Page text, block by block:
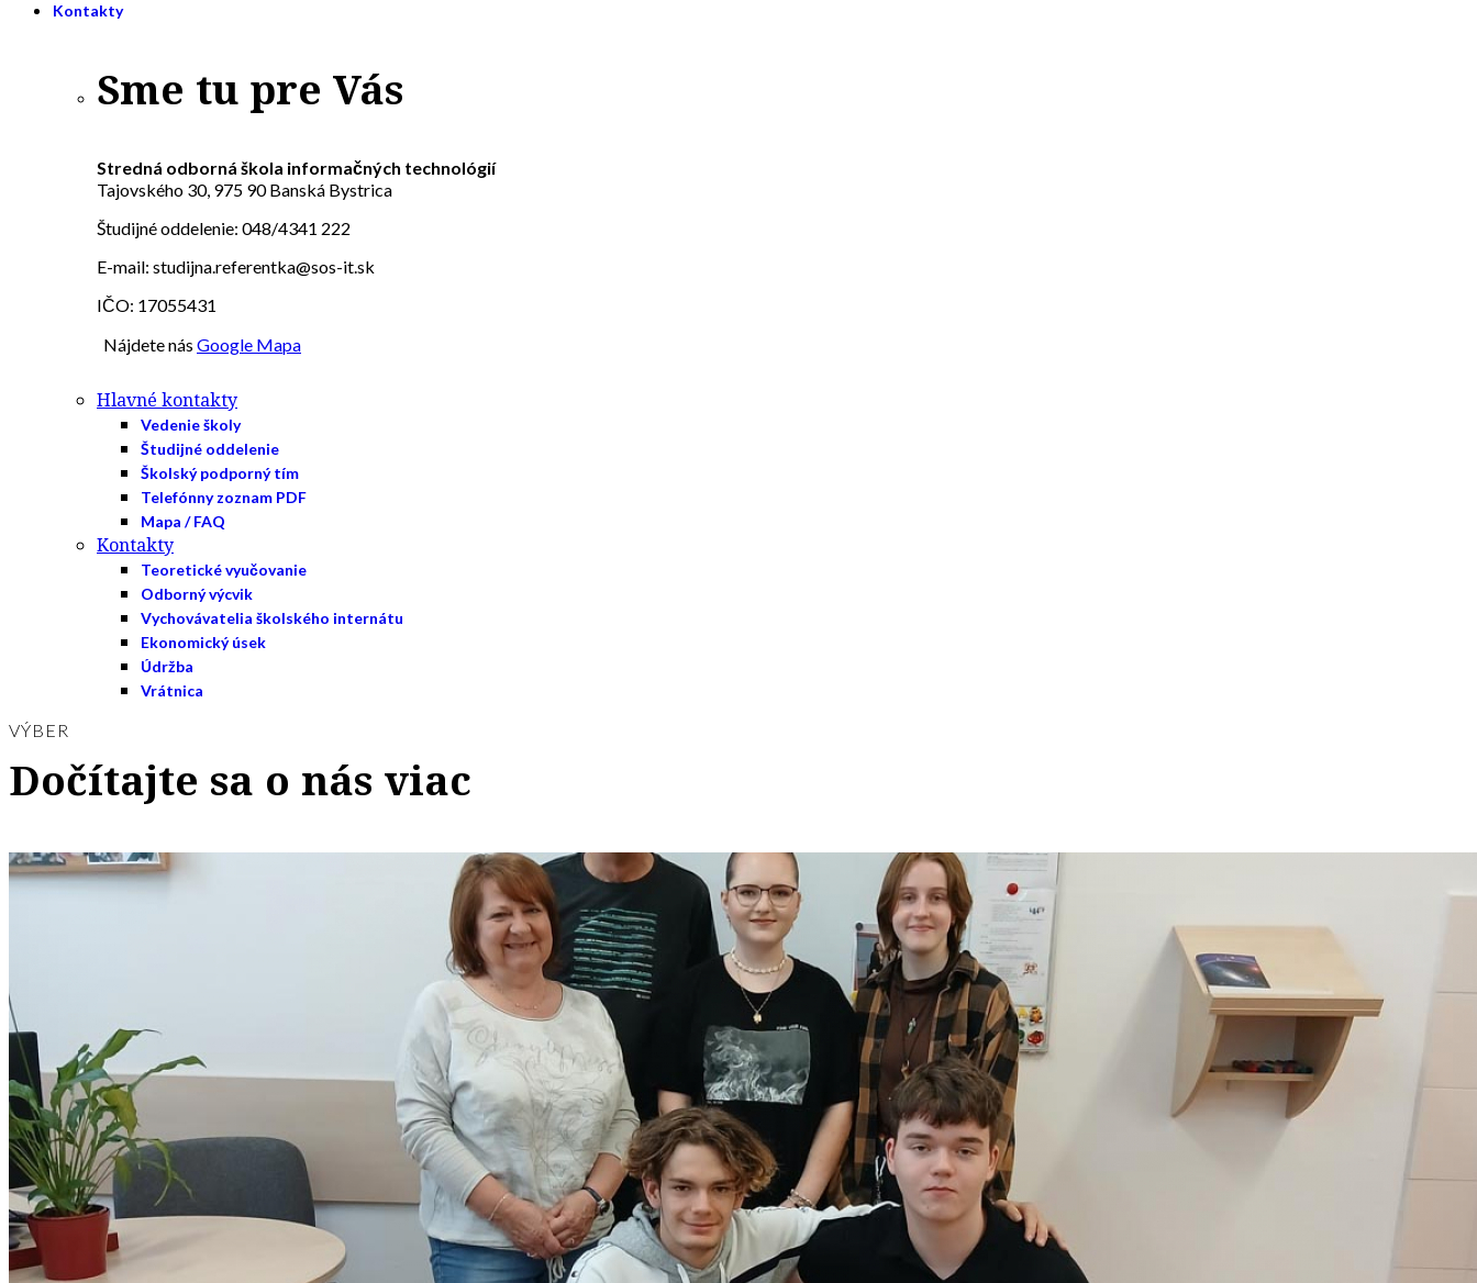
Kontakty
Sme tu pre Vás
Stredná odborná škola informačných technológií
Tajovského 30, 975 90 Banská Bystrica
Študijné oddelenie: 048/4341 222
E-mail: studijna.referentka@sos-it.sk
IČO: 17055431
Nájdete nás Google Mapa
Hlavné kontakty
Vedenie školy
Študijné oddelenie
Školský podporný tím
Telefónny zoznam PDF
Mapa / FAQ
Kontakty
Teoretické vyučovanie
Odborný výcvik
Vychovávatelia školského internátu
Ekonomický úsek
Údržba
Vrátnica
VÝBER
Dočítajte sa o nás viac